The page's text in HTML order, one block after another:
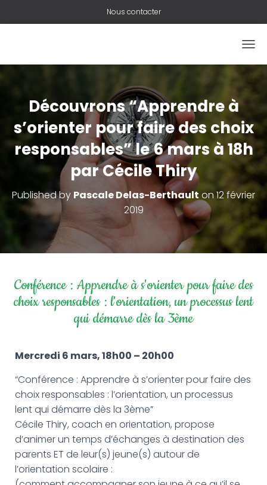
Nous contacter
U
R
I
F
E
R
M
L
A
N
A
A
T
I
Découvrons “Apprendre à
s’orienter pour faire des choix
responsables” le 6 mars à 18h
par Cécile Thiry
Published by Pascale Delas-Berthault on12 février
2019
Conférence : Apprendre à s'orienter pour faire des
choix responsables : l'orientation, un processus lent
qui démarre dès la 3ème
Mercredi 6 mars, 18h00 – 20h00
“Conférence : Apprendre à s’orienter pour faire des
choix responsables : l’orientation, un processus
lent qui démarre dès la 3ème”
Cécile Thiry, coach en orientation, propose
d’animer un temps d’échanges à destination des
parents ET de leur(s) jeune(s) autour de
l’orientation scolaire :